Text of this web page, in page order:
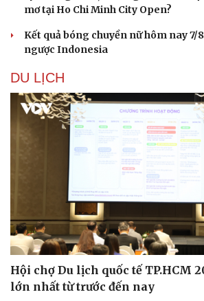
mơ tại Ho Chi Minh City Open?
Kết quả bóng chuyền nữ hôm nay 7/
ngược Indonesia
DU LỊCH
Hội chợ Du lịch quốc tế TP.HCM
lớn nhất từ trước đến nay